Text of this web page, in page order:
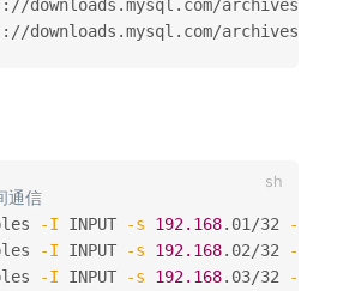
通信
-I INPUT -s 192.168.01/32 -p
-I INPUT -s 192.168.02/32 -p
-I INPUT -s 192.168.03/32 -p